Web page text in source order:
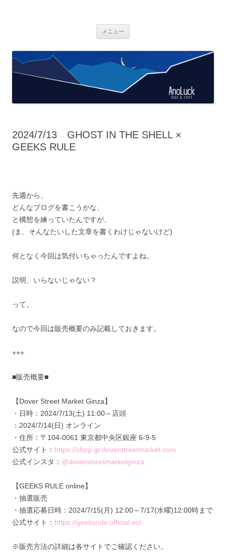
メニュー
ス
ッ
2024/7/13 GHOST IN THE SHELL ×
GEEKS RULE
先週から、
どんなブログを書こうかな、
と構想を練っていたんですが、
(ま、そんなたいした文章を書くわけじゃないけど)
何となく今回は気付いちゃったんですよね。
説明、いらないじゃない？
って。
なので今回は販売概要のみ記載しておきます。
+++
■販売概要■
【Dover Street Market Ginza】
・日時：2024/7/13(土) 11:00～店頭
：2024/7/14(日) オンライン
・住所：〒104-0061 東京都中央区銀座 6-9-5
公式サイト： https://shop-jp.doverstreetmarket.com
公式インスタ： @doverstreetmarketginza
【GEEKS RULE online】
・抽選販売
・抽選応募日時：2024/7/15(月) 12:00～7/17(水曜)12:00時まで
公式サイト： https://geeksrule.official.ec/
※販売方法の詳細は各サイトでご確認ください。